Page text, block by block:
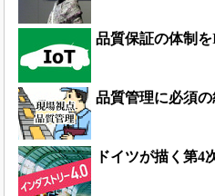
品質保証の体制
品質管理に必須
ドイツが描く第4